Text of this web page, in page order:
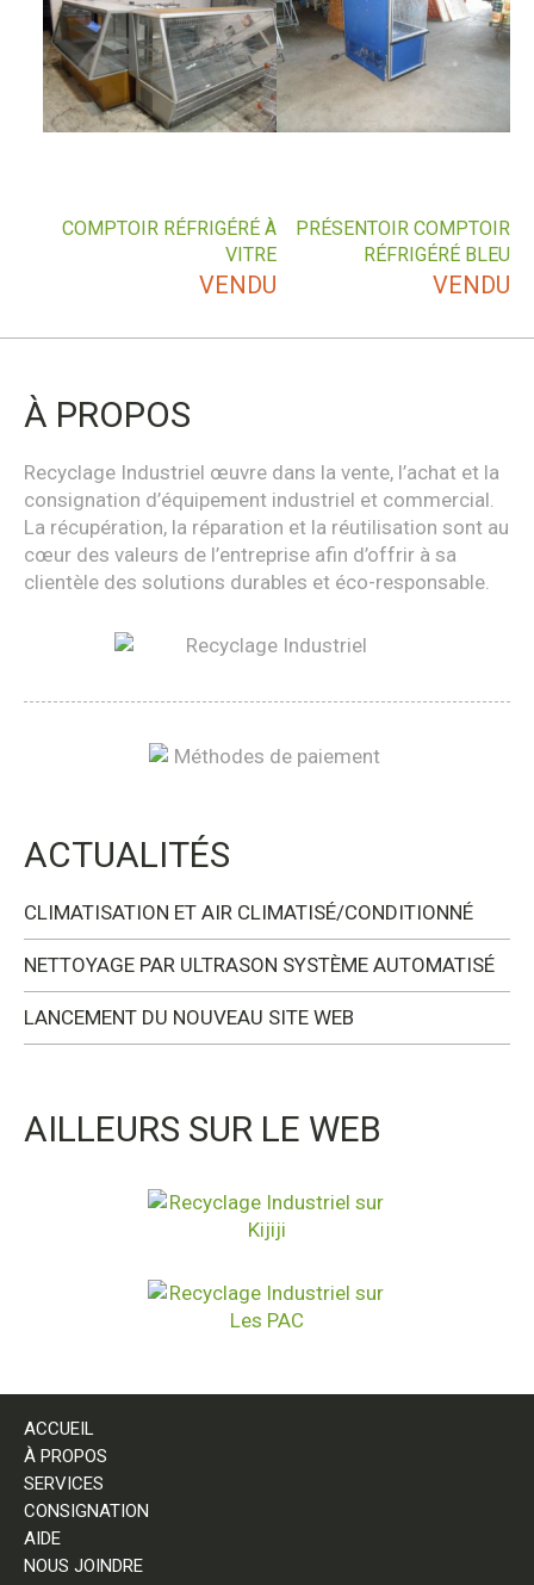
PRÉSENTOIR COMPTOIR
RÉFRIGÉRÉ BLEU
VENDU
COMPTOIR RÉFRIGÉRÉ À
VITRE
VENDU
À PROPOS
Recyclage Industriel œuvre dans la vente, l’achat et la
consignation d’équipement industriel et commercial.
La récupération, la réparation et la réutilisation sont au
cœur des valeurs de l’entreprise afin d’offrir à sa
clientèle des solutions durables et éco-responsable.
ACTUALITÉS
CLIMATISATION ET AIR CLIMATISÉ/CONDITIONNÉ
NETTOYAGE PAR ULTRASON SYSTÈME AUTOMATISÉ
LANCEMENT DU NOUVEAU SITE WEB
AILLEURS SUR LE WEB
ACCUEIL
À PROPOS
SERVICES
CONSIGNATION
AIDE
NOUS JOINDRE